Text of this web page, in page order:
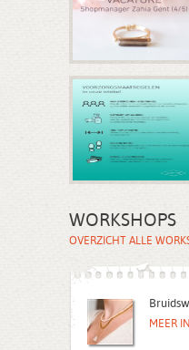
WORKSHOPS
OVERZICHT ALLE
MEER